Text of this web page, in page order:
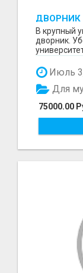
ДВОРНИК
В крупный
дворник.
Июль
75000.00
Для